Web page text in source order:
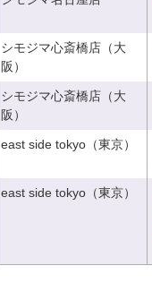
シモジマ心斎橋店（大
阪）
シモジマ心斎橋店（大
阪）
east side tokyo（東京）
east side tokyo（東京）